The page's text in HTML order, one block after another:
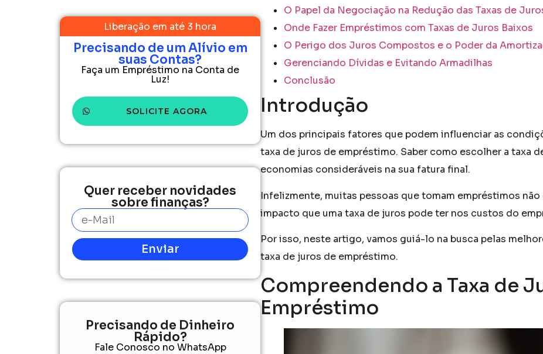
Liberação em até 3 hora
Precisando de um Alívio em
suas Contas?
Faça um Empréstimo na Conta de
Luz!
SOLICITE AGORA
Quer receber novidades
sobre finanças?
Enviar
Precisando de Dinheiro
Rápido?
Fale Conosco no WhatsApp
O Papel da Negociação na Redução das Taxas de
Onde Fazer Empréstimos com Taxas de Juros Baixos
O Perigo dos Juros Compostos e o Poder da
Gerenciando Dívidas e Evitando Armadilhas
Conclusão
Introdução
Um dos principais fatores que podem influenciar as
taxa de juros de empréstimo. Saber como escolher a taxa
economias consideráveis ​​na sua fatura final.
Infelizmente, muitas pessoas que tomam empréstimos
impacto que uma taxa de juros pode ter nos custos do
Por isso, neste artigo, vamos guiá-lo na busca pelas
taxa de juros de empréstimo.
Compreendendo a Taxa de
Empréstimo